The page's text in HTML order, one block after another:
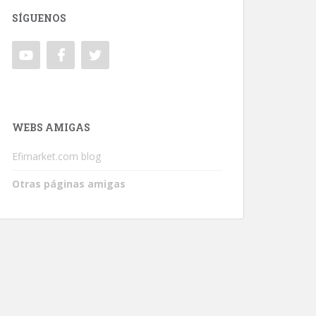
SÍGUENOS
WEBS AMIGAS
Efimarket.com blog
Otras páginas amigas